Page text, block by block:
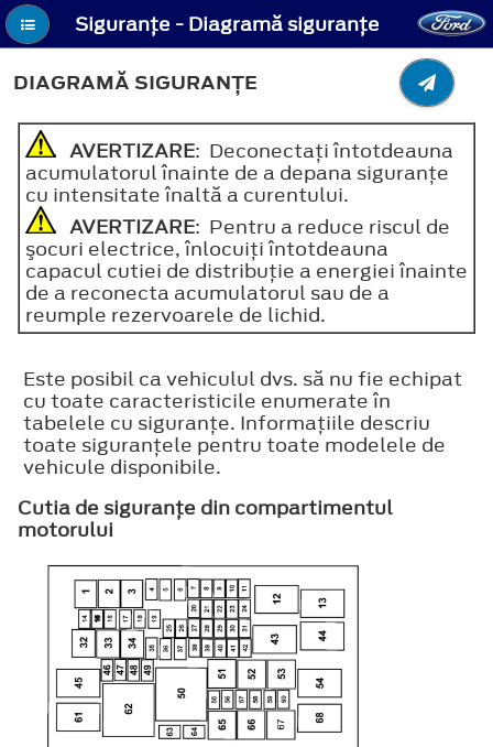
Siguranţe - Diagramă siguranţe
DIAGRAMĂ SIGURANŢE
AVERTIZARE: Deconectaţi întotdeauna
acumulatorul înainte de a depana siguranţe
cu intensitate înaltă a curentului.
AVERTIZARE: Pentru a reduce riscul de
şocuri electrice, înlocuiţi întotdeauna
capacul cutiei de distribuţie a energiei înainte
de a reconecta acumulatorul sau de a
reumple rezervoarele de lichid.
Este posibil ca vehiculul dvs. să nu fie echipat
cu toate caracteristicile enumerate în
tabelele cu siguranţe. Informaţiile descriu
toate siguranţele pentru toate modelele de
vehicule disponibile.
Cutia de siguranţe din compartimentul
motorului